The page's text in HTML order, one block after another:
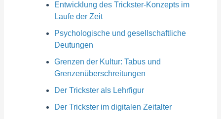
Entwicklung des Trickster-Konzepts im
Laufe der Zeit
Psychologische und gesellschaftliche
Deutungen
Grenzen der Kultur: Tabus und
Grenzenüberschreitungen
Der Trickster als Lehrfigur
Der Trickster im digitalen Zeitalter